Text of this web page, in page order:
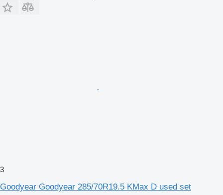
3
Goodyear Goodyear 285/70R19.5 KMax D used set